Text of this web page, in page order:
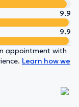
9.9
9.9
appointment with
Learn how we